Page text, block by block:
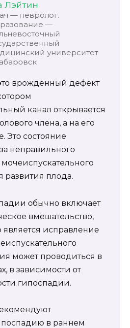
Лэйтин
— невролог.
—
университет
врожденный дефект
канал открывается
члена, а на его
Это состояние
неправильного
развития плода.
обычно включает
вмешательство,
является исправление
может проводиться в
в зависимости от
гипоспадии.
в раннем